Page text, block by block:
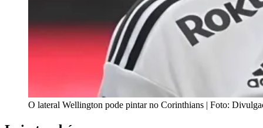
O lateral Wellington pode pintar no Corinthians | Foto: